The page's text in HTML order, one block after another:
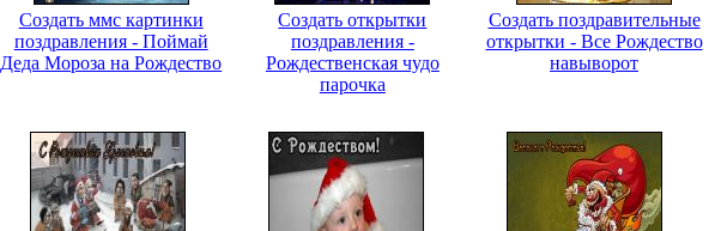
Создать ммс картинки
поздравления - Поймай
Деда Мороза на Рождество
Создать открытки
поздравления -
Рождественская чудо
парочка
Создать поздравительные
открытки - Все Рождество
навыворот